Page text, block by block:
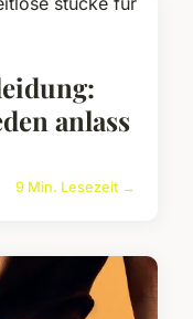
anlass
9 Min. Lesezeit →